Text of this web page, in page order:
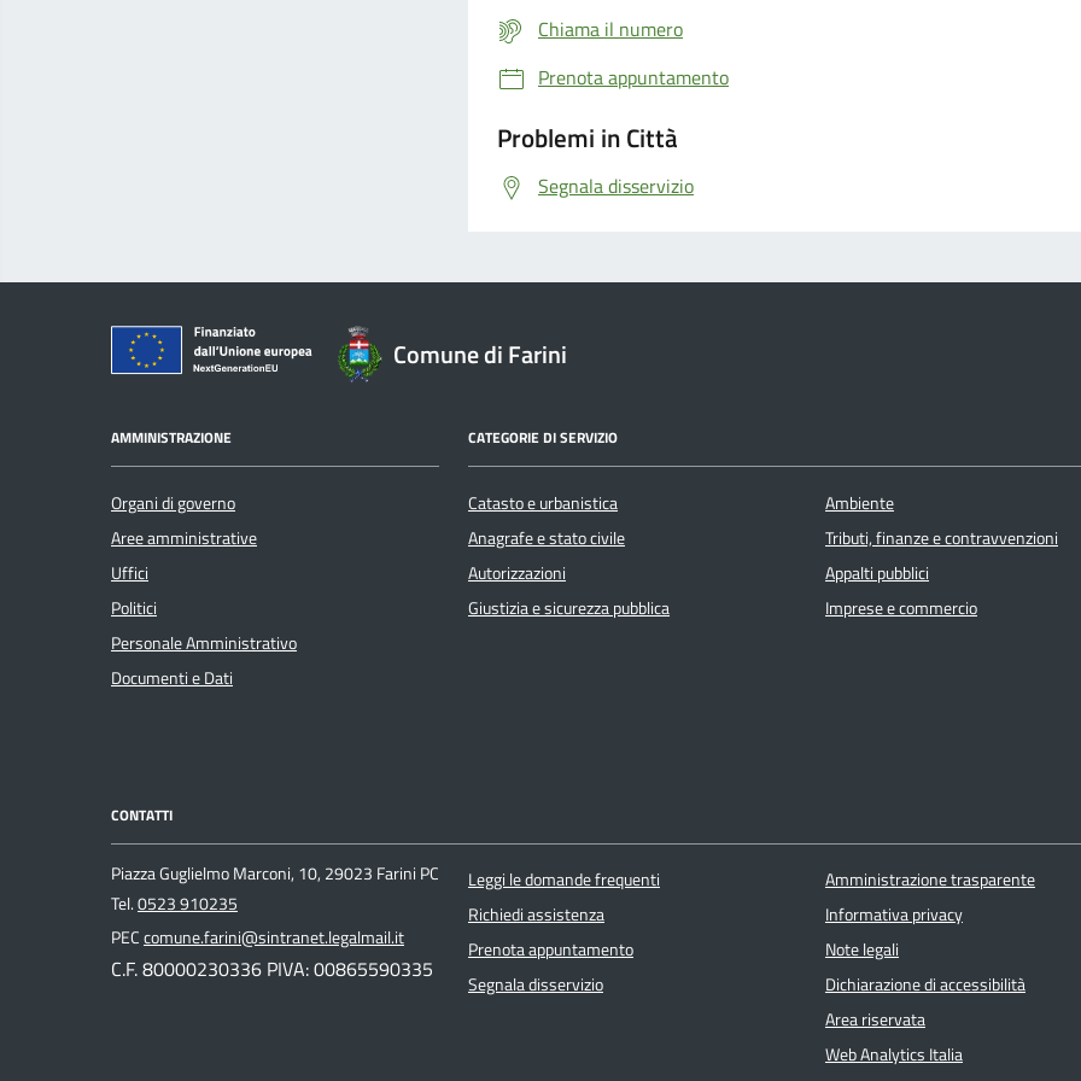
Chiama il numero
Prenota appuntamento
Problemi in Città
Segnala disservizio
Comune di Farini
AMMINISTRAZIONE
Organi di governo
Aree amministrative
Uffici
Politici
Personale Amministrativo
Documenti e Dati
CATEGORIE DI SERVIZIO
Catasto e urbanistica
Anagrafe e stato civile
Autorizzazioni
Giustizia e sicurezza pubblica
Ambiente
Tributi, finanze e contravvenzioni
Appalti pubblici
Imprese e commercio
CONTATTI
Piazza Guglielmo Marconi, 10, 29023 Farini PC
Tel.0523 910235
PECcomune.farini@sintranet.legalmail.it
C.F. 80000230336 PIVA: 00865590335
Leggi le domande frequenti
Richiedi assistenza
Prenota appuntamento
Segnala disservizio
Amministrazione trasparente
Informativa privacy
Note legali
Dichiarazione di accessibilità
Area riservata
Web Analytics Italia